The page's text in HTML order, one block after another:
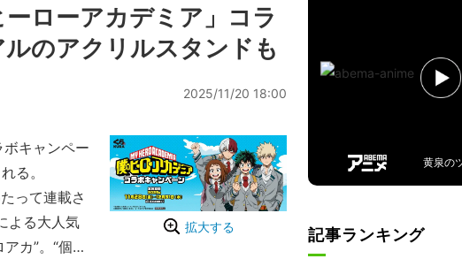
ローアカデミア」コラ
のアクリルスタンドも
2025/11/20 18:00
拡大する
キャンペー
る。
って連載さ
よる大人気
カ”。“個
黄泉の
記事ランキング